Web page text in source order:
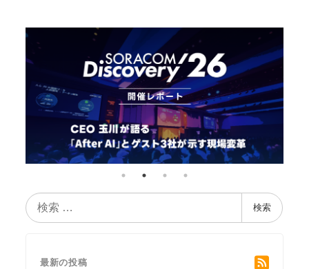
検
索
検索
最新の投稿